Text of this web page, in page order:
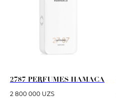
2787 PERFUMES HAMACA
2 800 000 UZS